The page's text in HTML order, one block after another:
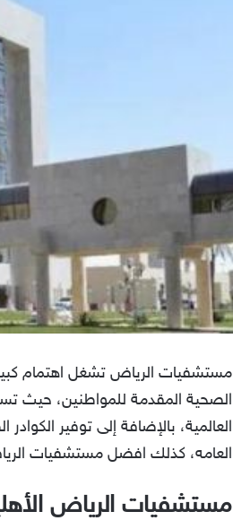
مستشفيات الرياض تشغل اهتمام
الصحية المقدمة للمواطنين، حيث
العالمية، بالإضافة إلى توفير
العامه، كذلك افضل مستشفيات
مستشفيات الرياض